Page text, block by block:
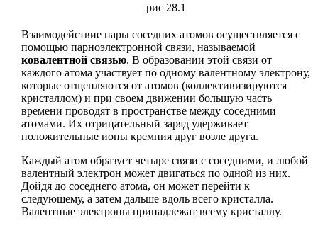
рис 28.1
Взаимодействие пары соседних атомов осуществляется с
помощью парноэлектронной связи, называемой
ковалентной связью. В образовании этой связи от
каждого атома участвует по одному валентному электрону,
которые отщепляются от атомов (коллективизируются
кристаллом) и при своем движении большую часть
времени проводят в пространстве между соседними
атомами. Их отрицательный заряд удерживает
положительные ионы кремния друг возле друга.
Каждый атом образует четыре связи с соседними, и любой
валентный электрон может двигаться по одной из них.
Дойдя до соседнего атома, он может перейти к
следующему, а затем дальше вдоль всего кристалла.
Валентные электроны принадлежат всему кристаллу.